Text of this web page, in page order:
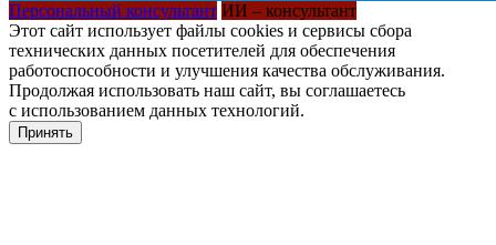
Персональный консультант ИИ – консультант
Этот сайт использует файлы cookies и сервисы сбора
технических данных посетителей для обеспечения
работоспособности и улучшения качества обслуживания.
Продолжая использовать наш сайт, вы соглашаетесь
с использованием данных технологий.
Принять